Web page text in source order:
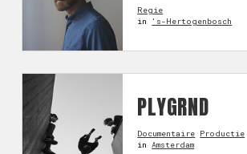
Regie
in
's-Hertogenbosch
PLYGRND
Documentaire Productie
inAmsterdam